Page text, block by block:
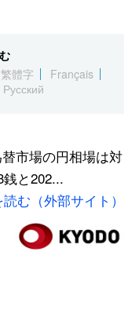
Русский
繁體字
Français
Русский
市場の円相場は対
と202...
む（外部サイト）